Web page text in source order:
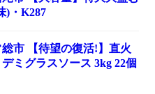
)・K287
市 【待望の復活!】直火
ミグラスソース 3kg 22個